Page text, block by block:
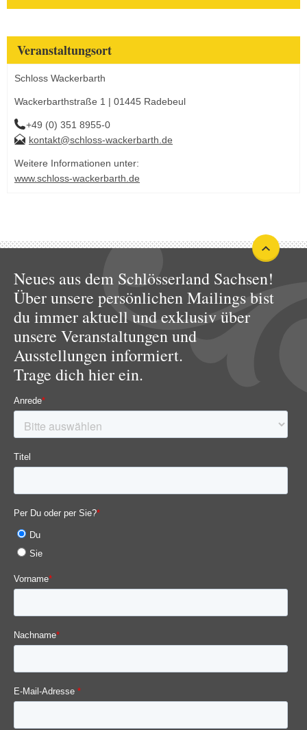
Veranstaltungsort
Schloss Wackerbarth
Wackerbarthstraße 1 | 01445 Radebeul
+49 (0) 351 8955-0
kontakt@schloss-wackerbarth.de
Weitere Informationen unter:
www.schloss-wackerbarth.de
Neues aus dem Schlösserland Sachsen!
Über unsere persönlichen Mailings bist
du immer aktuell und exklusiv über
unsere Veranstaltungen und
Ausstellungen informiert.
Trage dich hier ein.